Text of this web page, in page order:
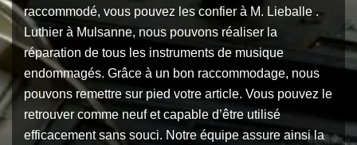
raccommodé, vous pouvez les confier à M. Lieballe .
Luthier à Mulsanne, nous pouvons réaliser la
réparation de tous les instruments de musique
endommagés. Grâce à un bon raccommodage, nous
pouvons remettre sur pied votre article. Vous pouvez le
retrouver comme neuf et capable d’être utilisé
efficacement sans souci. Notre équipe assure ainsi la